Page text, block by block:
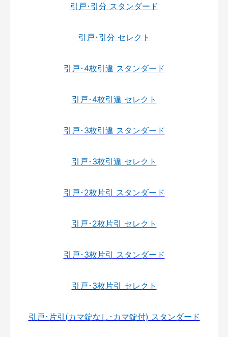
引戸･引分 スタンダード
引戸･引分 セレクト
引戸･4枚引違 スタンダード
引戸･4枚引違 セレクト
引戸･3枚引違 スタンダード
引戸･3枚引違 セレクト
引戸･2枚片引 スタンダード
引戸･2枚片引 セレクト
引戸･3枚片引 スタンダード
引戸･3枚片引 セレクト
引戸･片引(カマ錠なし･カマ錠付) スタンダード